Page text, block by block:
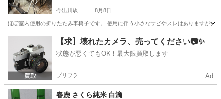
今出川駅 8月8日
ほぼ室内使用の折りたたみ車椅子です。 使用に伴う小さなサビやスレはありますが
今出川駅 その他
【求】壊れたカメラ、売ってください📷✨
状態が悪くてもOK！最大限買取します
プリフラ Ad
春鹿 さくら純米 白滴